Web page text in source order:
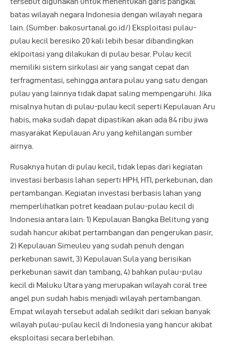
batas wilayah negara Indonesia dengan wilayah negara
lain. (Sumber: bakosurtanal.go.id/) Eksploitasi pulau-
pulau kecil beresiko 20 kali lebih besar dibandingkan
eklpoitasi yang dilakukan di pulau besar. Pulau kecil
memiliki sistem sirkulasi air yang sangat cepat dan
terfragmentasi, sehingga antara pulau yang satu dengan
pulau yang lainnya tidak dapat saling mempengaruhi. Jika
misalnya hutan di pulau-pulau kecil seperti Kepulauan Aru
habis, maka sudah dapat dipastikan akan ada 84 ribu jiwa
masyarakat Kepulauan Aru yang kehilangan sumber
airnya.
Rusaknya hutan di pulau kecil, tidak lepas dari kegiatan
investasi berbasis lahan seperti HPH, HTI, perkebunan, dan
pertambangan. Kegiatan investasi berbasis lahan yang
memperlihatkan potret keadaan pulau-pulau kecil di
Indonesia antara lain: 1) Kepulauan Bangka Belitung yang
sudah hancur akibat pertambangan dan pengerukan pasir,
2) Kepulauan Simeuleu yang sudah penuh dengan
perkebunan sawit, 3) Kepulauan Sula yang berisikan
perkebunan sawit dan tambang, 4) bahkan pulau-pulau
kecil di Maluku Utara yang merupakan wilayah coral tree
angel pun sudah habis menjadi wilayah pertambangan.
Empat wilayah tersebut adalah sedikit dari sekian banyak
wilayah pulau-pulau kecil di Indonesia yang hancur akibat
eksploitasi secara berlebihan.